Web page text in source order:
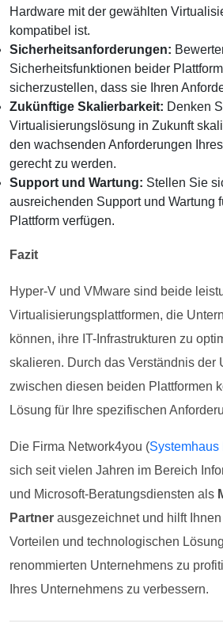
Hardware mit der gewählten
kompatibel ist.
Sicherheitsanforderungen:
Sicherheitsfunktionen beider
sicherzustellen, dass sie Ihren
Zukünftige Skalierbarkeit: Denken
Virtualisierungslösung in Zukunft
den wachsenden Anforderungen
gerecht zu werden.
Support und Wartung: Stellen Sie
ausreichenden Support und Wartung
Plattform verfügen.
Fazit
Hyper-V und VMware sind beide
Virtualisierungsplattformen, die
können, ihre IT-Infrastrukturen zu
skalieren. Durch das Verständnis der
zwischen diesen beiden Plattformen
Lösung für Ihre spezifischen
Die Firma Network4you (Systemhaus
sich seit vielen Jahren im Bereich
und Microsoft-Beratungsdiensten als
Partner ausgezeichnet und hilft
Vorteilen und technologischen
renommierten Unternehmens zu
Ihres Unternehmens zu verbessern.